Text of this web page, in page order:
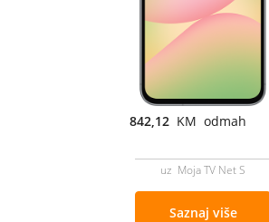
842,12 KM odmah
uz Moja TV Net S
Saznaj više